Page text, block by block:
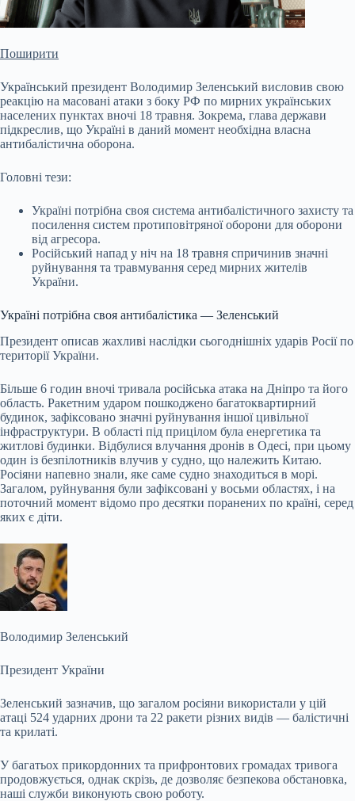
Поширити
Український президент Володимир Зеленський висловив свою
реакцію на масовані атаки з боку РФ по мирних українських
населених пунктах вночі 18 травня. Зокрема, глава держави
підкреслив, що Україні в даний момент необхідна власна
антибалістична оборона.
Головні тези:
Україні потрібна своя система антибалістичного захисту та
посилення систем протиповітряної оборони для оборони
від агресора.
Російський напад у ніч на 18 травня спричинив значні
руйнування та травмування серед мирних жителів
України.
Україні потрібна своя антибалістика — Зеленський
Президент описав жахливі наслідки сьогоднішніх ударів Росії по
території України.
Більше 6 годин вночі тривала російська атака на Дніпро та його
область. Ракетним ударом пошкоджено багатоквартирний
будинок, зафіксовано значні руйнування іншої цивільної
інфраструктури. В області під прицілом була енергетика та
житлові будинки. Відбулися влучання дронів в Одесі, при цьому
один із безпілотників влучив у судно, що належить Китаю.
Росіяни напевно знали, яке саме судно знаходиться в морі.
Загалом, руйнування були зафіксовані у восьми областях, і на
поточний момент відомо про десятки поранених по країні, серед
яких є діти.
Володимир Зеленський
Президент України
Зеленський зазначив, що загалом росіяни використали у цій
атаці 524 ударних дрони та 22 ракети різних видів — балістичні
та крилаті.
У багатьох прикордонних та прифронтових громадах тривога
продовжується, однак скрізь, де дозволяє безпекова обстановка,
наші служби виконують свою роботу.